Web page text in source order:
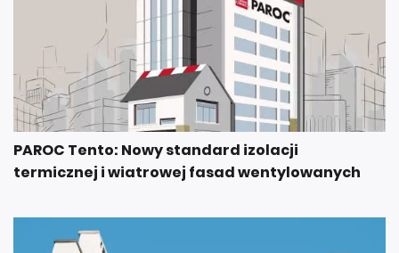
PAROC Tento: Nowy standard izolacji
termicznej i wiatrowej fasad wentylowanych